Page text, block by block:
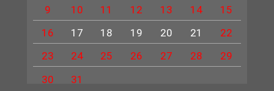
9
10 11 12 13 14
15
16
17 18 19 20 21
22
23
24 25 26 27 28
29
30
31